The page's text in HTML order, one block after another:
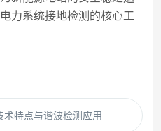
力系统接地检测的核心工
特点与谐波检测应用